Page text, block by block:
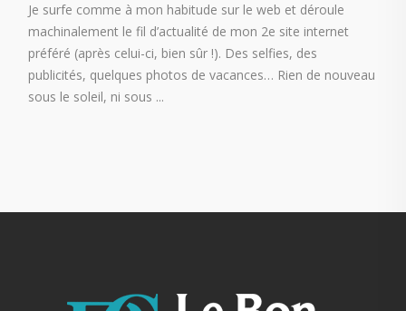
Je surfe comme à mon habitude sur le web et déroule
machinalement le fil d’actualité de mon 2e site internet
préféré (après celui-ci, bien sûr !). Des selfies, des
publicités, quelques photos de vacances… Rien de nouveau
sous le soleil, ni sous